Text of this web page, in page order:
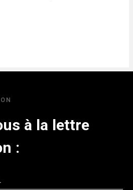
à la lettre
: